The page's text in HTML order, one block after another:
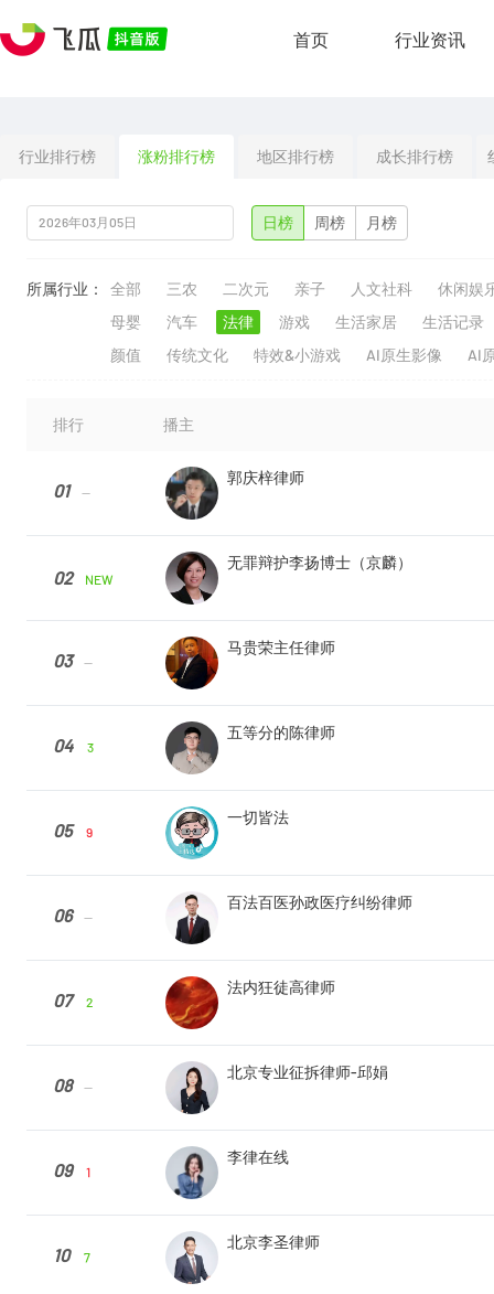
首页 行业资讯
行业排行榜 涨粉排行榜 地区排行榜 成长排行榜
日榜 周榜 月榜
所属行业： 全部 三农 二次元 亲子 人文社科
休闲娱
母婴
汽车 法律 游戏 生活家居
生活记录
颜值
传统文化 特效&小游戏 AI原生影像 AI
排行 播主
01 --
郭庆梓律师
02 NEW
无罪辩护李扬博士（京麟）
03 --
马贵荣主任律师
04 3
五等分的陈律师
05 9
一切皆法
06 --
百法百医孙政医疗纠纷律师
07 2
法内狂徒高律师
08 --
北京专业征拆律师-邱娟
09 1
李律在线
10 7
北京李圣律师